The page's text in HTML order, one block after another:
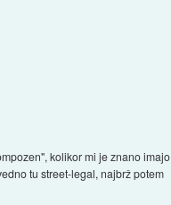
kolikor mi je znano imajo
tu street-legal, najbrž potem